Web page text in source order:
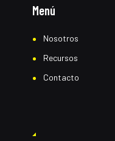
Menú
Nosotros
Recursos
Contacto